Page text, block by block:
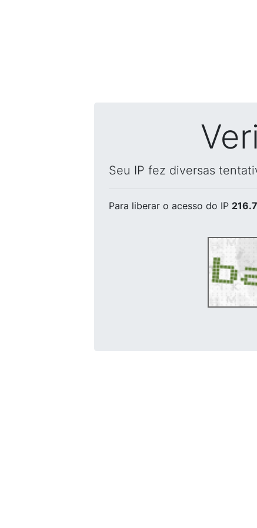
Seu IP fez diversas
Para liberar o acesso do IP